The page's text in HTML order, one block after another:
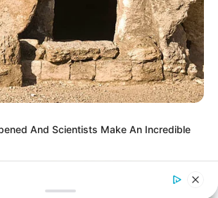
And Scientists Make An Incredible